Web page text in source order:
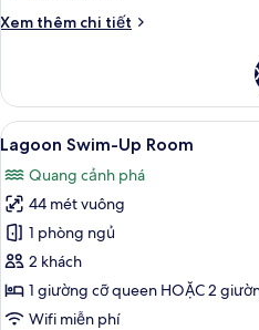
Xem thêm chi tiết
Chi
Phòng
Premium,
quang
cảnh
vườn
Xem
tất
cả
ảnh
Lagoon
Swim-
Up
Room
6
Lagoon Swim-Up Room
Quang cảnh phá
44 mét vuông
1 phòng ngủ
2 khách
1 giường cỡ queen HOẶC 2
Wifi miễn phí